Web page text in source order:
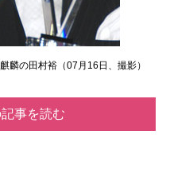
麟の田村裕（07月16日、撮影）
事を読む